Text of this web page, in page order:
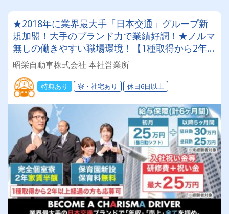
★2018年に業界最大手「日本交通」グループ新
規加盟！大手のブランド力で業績好調！★ノルマ
無しの働きやすい職場環境！【1種取得から2年～
3年未満の方も応募OK】
昭栄自動車株式会社 本社営業所
特典あり 寮・社宅あり 休日6日以上